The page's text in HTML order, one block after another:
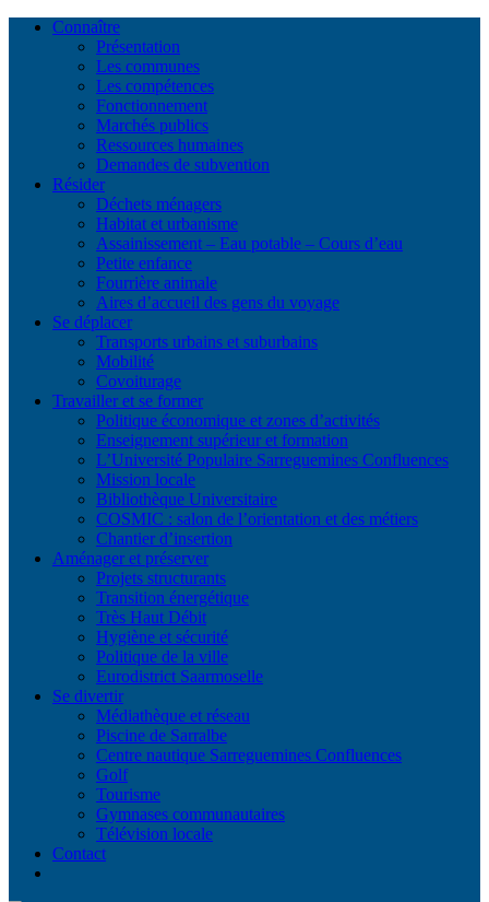
Connaître
Présentation
Les communes
Les compétences
Fonctionnement
Marchés publics
Ressources humaines
Demandes de subvention
Résider
Déchets ménagers
Habitat et urbanisme
Assainissement – Eau potable – Cours d’eau
Petite enfance
Fourrière animale
Aires d’accueil des gens du voyage
Se déplacer
Transports urbains et suburbains
Mobilité
Covoiturage
Travailler et se former
Politique économique et zones d’activités
Enseignement supérieur et formation
L’Université Populaire Sarreguemines Confluences
Mission locale
Bibliothèque Universitaire
COSMIC : salon de l’orientation et des métiers
Chantier d’insertion
Aménager et préserver
Projets structurants
Transition énergétique
Très Haut Débit
Hygiène et sécurité
Politique de la ville
Eurodistrict Saarmoselle
Se divertir
Médiathèque et réseau
Piscine de Sarralbe
Centre nautique Sarreguemines Confluences
Golf
Tourisme
Gymnases communautaires
Télévision locale
Contact